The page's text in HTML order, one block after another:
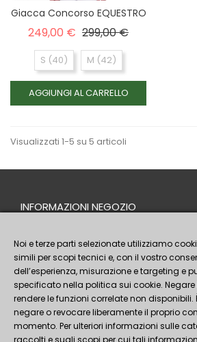
Giacca Concorso EQUESTRO
249,00 € Prezzo base
299,00 €Prezzo
S (40) M (42)
AGGIUNGI AL CARRELLO
Visualizzati 1-5 su 5 articoli
INFORMAZIONI NEGOZIO
LA NOSTRA AZIENDA
IL TUO ACCOUNT
Seguici!
Noi e terze parti selezionate utilizziamo
simili per scopi tecnici e, con il vostro
dell’esperienza, misurazione e targeting e
specificato nella politica sui cookie.
rendere le funzioni correlate non disponibili.
negare o revocare liberamente il proprio
momento. Per ulteriori informazioni sulle
raccolti e sugli scopi per cui tali